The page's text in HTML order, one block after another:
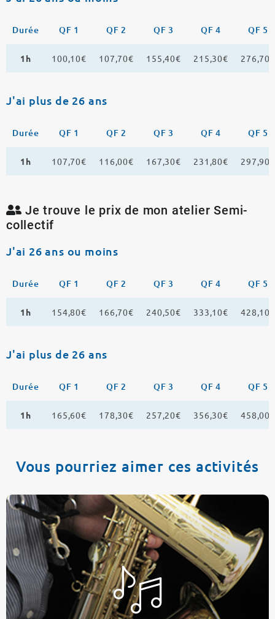
Durée QF 1 QF 2 QF 3 QF 4 QF 5
1h 100,10€ 107,70€ 155,40€ 215,30€ 276,70€
J'ai plus de 26 ans
Durée QF 1 QF 2 QF 3 QF 4 QF 5
1h 107,70€ 116,00€ 167,30€ 231,80€ 297,90€
Je trouve le prix de mon atelier Semi-
collectif
J'ai 26 ans ou moins
Durée QF 1 QF 2 QF 3 QF 4 QF 5
1h 154,80€ 166,70€ 240,50€ 333,10€ 428,10€
J'ai plus de 26 ans
Durée QF 1 QF 2 QF 3 QF 4 QF 5
1h 165,60€ 178,30€ 257,20€ 356,30€ 458,00€
Vous pourriez aimer ces activités